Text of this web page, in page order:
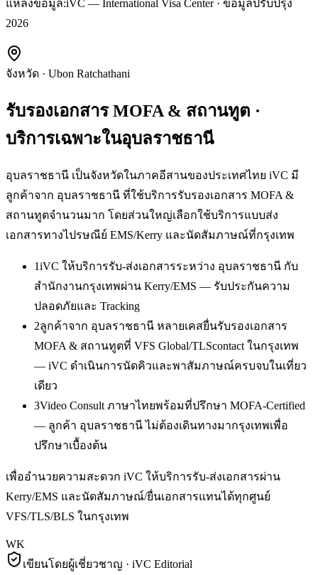
แหล่งข้อมูล:iVC — International Visa Center · ข้อมูลปรับปรุง
2026
จังหวัด · Ubon Ratchathani
รับรองเอกสาร MOFA & สถานทูต ·
บริการเฉพาะในอุบลราชธานี
อุบลราชธานี เป็นจังหวัดในภาคอีสานของประเทศไทย iVC มี
ลูกค้าจาก อุบลราชธานี ที่ใช้บริการรับรองเอกสาร MOFA &
สถานทูตจำนวนมาก โดยส่วนใหญ่เลือกใช้บริการแบบส่ง
เอกสารทางไปรษณีย์ EMS/Kerry และนัดสัมภาษณ์ที่กรุงเทพ
1iVC ให้บริการรับ-ส่งเอกสารระหว่าง อุบลราชธานี กับ
สำนักงานกรุงเทพผ่าน Kerry/EMS — รับประกันความ
ปลอดภัยและ Tracking
2ลูกค้าจาก อุบลราชธานี หลายเคสยื่นรับรองเอกสาร
MOFA & สถานทูตที่ VFS Global/TLScontact ในกรุงเทพ
— iVC ดำเนินการนัดคิวและพาสัมภาษณ์ครบจบในเที่ยว
เดียว
3Video Consult ภาษาไทยพร้อมที่ปรึกษา MOFA-Certified
— ลูกค้า อุบลราชธานี ไม่ต้องเดินทางมากรุงเทพเพื่อ
ปรึกษาเบื้องต้น
เพื่ออำนวยความสะดวก iVC ให้บริการรับ-ส่งเอกสารผ่าน
Kerry/EMS และนัดสัมภาษณ์/ยื่นเอกสารแทนได้ทุกศูนย์
VFS/TLS/BLS ในกรุงเทพ
WK
เขียนโดยผู้เชี่ยวชาญ · iVC Editorial